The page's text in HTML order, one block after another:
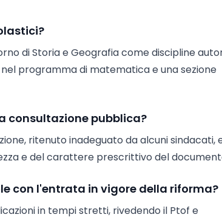
di Storia e Geografia come discipline
programma di matematica e una sezione
consultazione pubblica?
ritenuto inadeguato da alcuni sindacati,
e del carattere prescrittivo del
con l'entrata in vigore della riforma?
in tempi stretti, rivedendo il Ptof e